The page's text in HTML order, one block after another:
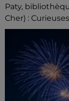
Paty,
Cher) :